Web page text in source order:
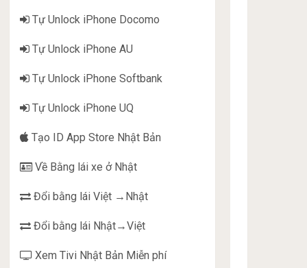
Tự Unlock iPhone Docomo
Tự Unlock iPhone AU
Tự Unlock iPhone Softbank
Tự Unlock iPhone UQ
Tạo ID App Store Nhật Bản
Về Bằng lái xe ở Nhật
Đổi bằng lái Việt →Nhật
Đổi bằng lái Nhật→Việt
Xem Tivi Nhật Bản Miễn phí